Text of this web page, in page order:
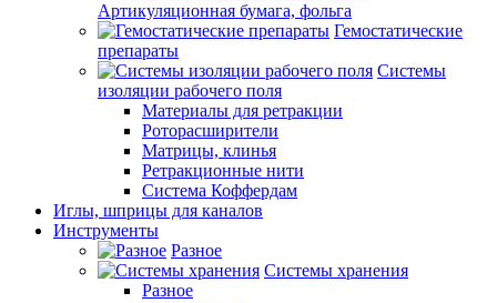
Артикуляционная бумага, фольга
Гемостатические
препараты
Системы
изоляции рабочего поля
Материалы для ретракции
Роторасширители
Матрицы, клинья
Ретракционные нити
Система Коффердам
Иглы, шприцы для каналов
Инструменты
Разное
Системы хранения
Разное